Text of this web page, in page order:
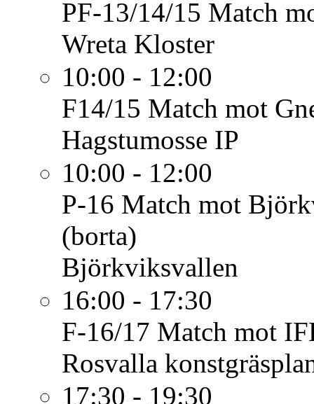
PF-13/14/15 Match
Wreta Kloster
10:00 - 12:00
F14/15 Match mot
Hagstumosse IP
10:00 - 12:00
P-16 Match mot
(borta)
Björkviksvallen
16:00 - 17:30
F-16/17 Match mot
Rosvalla
17:30 - 19:30